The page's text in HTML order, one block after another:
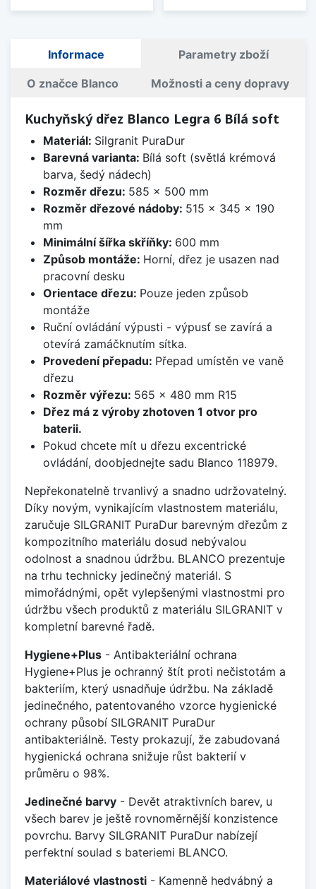
Informace Parametry zboží
O značce Blanco Možnosti a ceny dopravy
Kuchyňský dřez Blanco Legra 6 Bílá soft
Materiál: Silgranit PuraDur
Barevná varianta: Bílá soft (světlá krémová
barva, šedý nádech)
Rozměr dřezu: 585 x 500 mm
Rozměr dřezové nádoby: 515 x 345 x 190
mm
Minimální šířka skříňky: 600 mm
Způsob montáže: Horní, dřez je usazen nad
pracovní desku
Orientace dřezu: Pouze jeden způsob
montáže
Ruční ovládání výpusti - výpusť se zavírá a
otevírá zamáčknutím sítka.
Provedení přepadu: Přepad umístěn ve vaně
dřezu
Rozměr výřezu: 565 x 480 mm R15
Dřez má z výroby zhotoven 1 otvor pro
baterii.
Pokud chcete mít u dřezu excentrické
ovládání, doobjednejte sadu Blanco 118979.
Nepřekonatelně trvanlivý a snadno udržovatelný.
Díky novým, vynikajícím vlastnostem materiálu,
zaručuje SILGRANIT PuraDur barevným dřezům z
kompozitního materiálu dosud nebývalou
odolnost a snadnou údržbu. BLANCO prezentuje
na trhu technicky jedinečný materiál. S
mimořádnými, opět vylepšenými vlastnostmi pro
údržbu všech produktů z materiálu SILGRANIT v
kompletní barevné řadě.
Hygiene+Plus - Antibakteriální ochrana
Hygiene+Plus je ochranný štít proti nečistotám a
bakteriím, který usnadňuje údržbu. Na základě
jedinečného, patentovaného vzorce hygienické
ochrany působí SILGRANIT PuraDur
antibakteriálně. Testy prokazují, že zabudovaná
hygienická ochrana snižuje růst bakterií v
průměru o 98%.
Jedinečné barvy - Devět atraktivních barev, u
všech barev je ještě rovnoměrnější konzistence
povrchu. Barvy SILGRANIT PuraDur nabízejí
perfektní soulad s bateriemi BLANCO.
Materiálové vlastnosti - Kamenně hedvábný a